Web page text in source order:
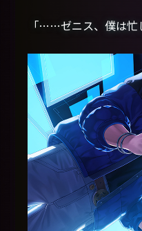
「……ゼニス、僕は忙